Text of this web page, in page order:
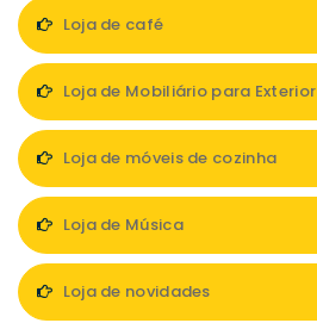
Loja de café
Loja de Mobiliário para Exterior
Loja de móveis de cozinha
Loja de Música
Loja de novidades